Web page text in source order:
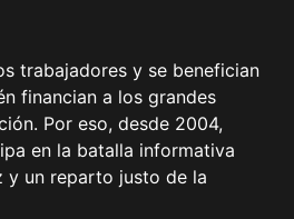
trabajadores y se benefician
financian a los grandes
Por eso, desde 2004,
en la batalla informativa
y un reparto justo de la